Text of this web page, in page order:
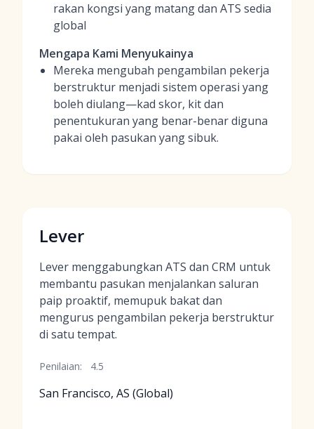
rakan kongsi yang matang dan ATS sedia
global
Mengapa Kami Menyukainya
Mereka mengubah pengambilan pekerja
berstruktur menjadi sistem operasi yang
boleh diulang—kad skor, kit dan
penentukuran yang benar-benar diguna
pakai oleh pasukan yang sibuk.
Lever
Lever menggabungkan ATS dan CRM untuk
membantu pasukan menjalankan saluran
paip proaktif, memupuk bakat dan
mengurus pengambilan pekerja berstruktur
di satu tempat.
Penilaian: 4.5
San Francisco, AS (Global)